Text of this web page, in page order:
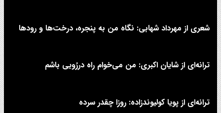
شعری از مهرداد شهابی: نگاه من به پنجره، درخت‌ها و رودها
ترانه‌ای از شایان اکبری: من می‌خوام راه دررُویی باشم
ترانه‌ای از پویا کولیوندزاده: روزا چقدر سرده